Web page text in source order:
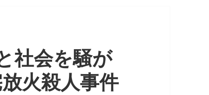
社会を騒が
火殺人事件